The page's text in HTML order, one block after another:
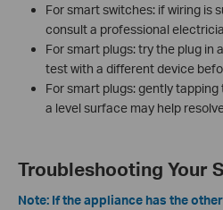
For smart switches: if wiring is
consult a professional
For smart plugs: try the plug in
test with a different device
For smart plugs: gently
a level surface may help
Troubleshooting Your
Note: If the appliance has the